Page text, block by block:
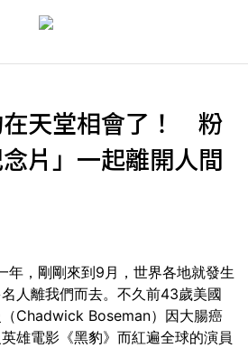
在天堂相會了！ 粉
片」一起離開人間
年，剛剛來到9月，世界各地就發生
人離我們而去。不久前43歲美國
Chadwick Boseman）因大腸癌
雄電影《黑豹》而紅遍全球的演員